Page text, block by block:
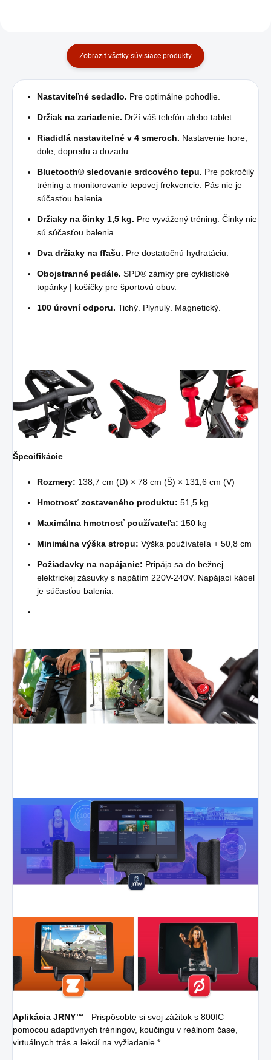
Zobraziť všetky súvisiace produkty
Nastaviteľné sedadlo. Pre optimálne pohodlie.
Držiak na zariadenie. Drží váš telefón alebo tablet.
Riadidlá nastaviteľné v 4 smeroch. Nastavenie hore,
dole, dopredu a dozadu.
Bluetooth® sledovanie srdcového tepu. Pre pokročilý
tréning a monitorovanie tepovej frekvencie. Pás nie je
súčasťou balenia.
Držiaky na činky 1,5 kg. Pre vyvážený tréning. Činky nie
sú súčasťou balenia.
Dva držiaky na fľašu. Pre dostatočnú hydratáciu.
Obojstranné pedále. SPD® zámky pre cyklistické
topánky | košíčky pre športovú obuv.
100 úrovní odporu. Tichý. Plynulý. Magnetický.
Špecifikácie
Rozmery: 138,7 cm (D) × 78 cm (Š) × 131,6 cm (V)
Hmotnosť zostaveného produktu: 51,5 kg
Maximálna hmotnosť používateľa: 150 kg
Minimálna výška stropu: Výška používateľa + 50,8 cm
Požiadavky na napájanie: Pripája sa do bežnej
elektrickej zásuvky s napätím 220V-240V. Napájací kábel
je súčasťou balenia.
Aplikácia JRNY™
Prispôsobte si svoj zážitok s 800IC
pomocou adaptívnych tréningov, koučingu v reálnom čase,
virtuálnych trás a lekcií na vyžiadanie.*